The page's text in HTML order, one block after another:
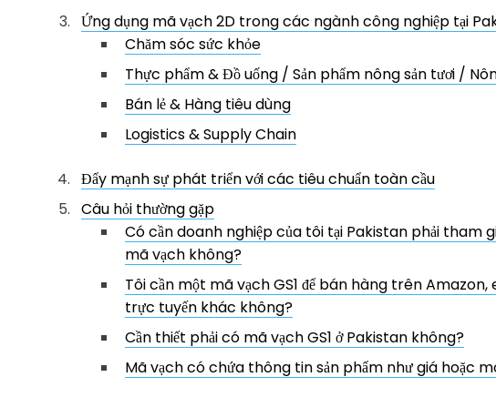
Ứng dụng mã vạch 2D trong các ngành công nghiệp tại
Chăm sóc sức khỏe
Thực phẩm & Đồ uống / Sản phẩm nông sản tươi /
Bán lẻ & Hàng tiêu dùng
Logistics & Supply Chain
Đẩy mạnh sự phát triển với các tiêu chuẩn toàn cầu
Câu hỏi thường gặp
Có cần doanh nghiệp của tôi tại Pakistan phải tham
mã vạch không?
Tôi cần một mã vạch GS1 để bán hàng trên
trực tuyến khác không?
Cần thiết phải có mã vạch GS1 ở Pakistan không?
Mã vạch có chứa thông tin sản phẩm như giá hoặc